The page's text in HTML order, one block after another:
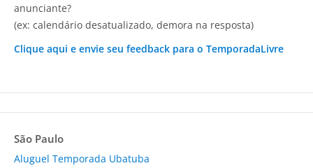
anunciante?
(ex: calendário desatualizado, demora na resposta)
Clique aqui e envie seu feedback para o TemporadaLivre
São Paulo
Aluguel Temporada Ubatuba